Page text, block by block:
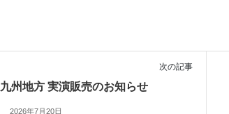
次の記事
九州地方 実演販売のお知らせ
2026年7月20日